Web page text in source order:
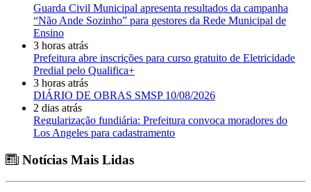
Guarda Civil Municipal apresenta resultados da campanha
“Não Ande Sozinho” para gestores da Rede Municipal de
Ensino
3 horas atrás
Prefeitura abre inscrições para curso gratuito de Eletricidade
Predial pelo Qualifica+
3 horas atrás
DIÁRIO DE OBRAS SMSP 10/08/2026
2 dias atrás
Regularização fundiária: Prefeitura convoca moradores do
Los Angeles para cadastramento
Notícias Mais Lidas